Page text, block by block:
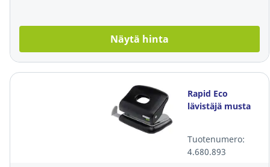
Näytä hinta
Rapid Eco
lävistäjä musta
Tuotenumero:
4.680.893